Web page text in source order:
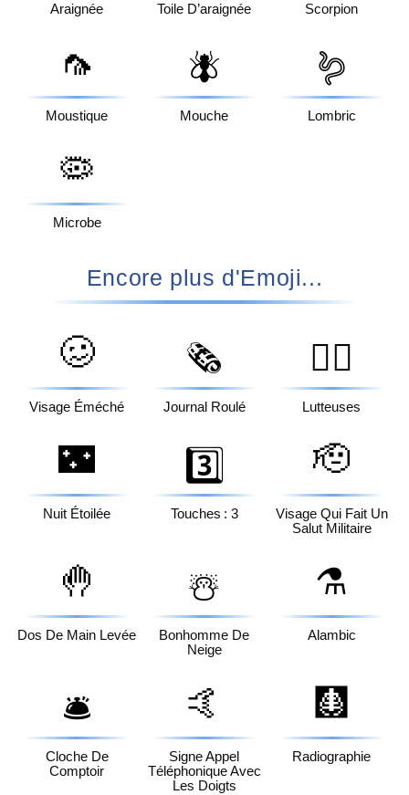
Araignée Toile D’araignée Scorpion
🦟
Moustique
🪰
Mouche
🪱
Lombric
🦠
Microbe
Encore plus d'Emoji...
🥴
Visage Éméché
🗞️
Journal Roulé
🤼‍♀️
Lutteuses
🌃
Nuit Étoilée
3️⃣
Touches : 3
🫡
Visage Qui Fait Un
Salut Militaire
🤚
Dos De Main Levée
☃️
Bonhomme De
Neige
⚗️
Alambic
🛎️
Cloche De
Comptoir
🤙
Signe Appel
Téléphonique Avec
Les Doigts
🩻
Radiographie